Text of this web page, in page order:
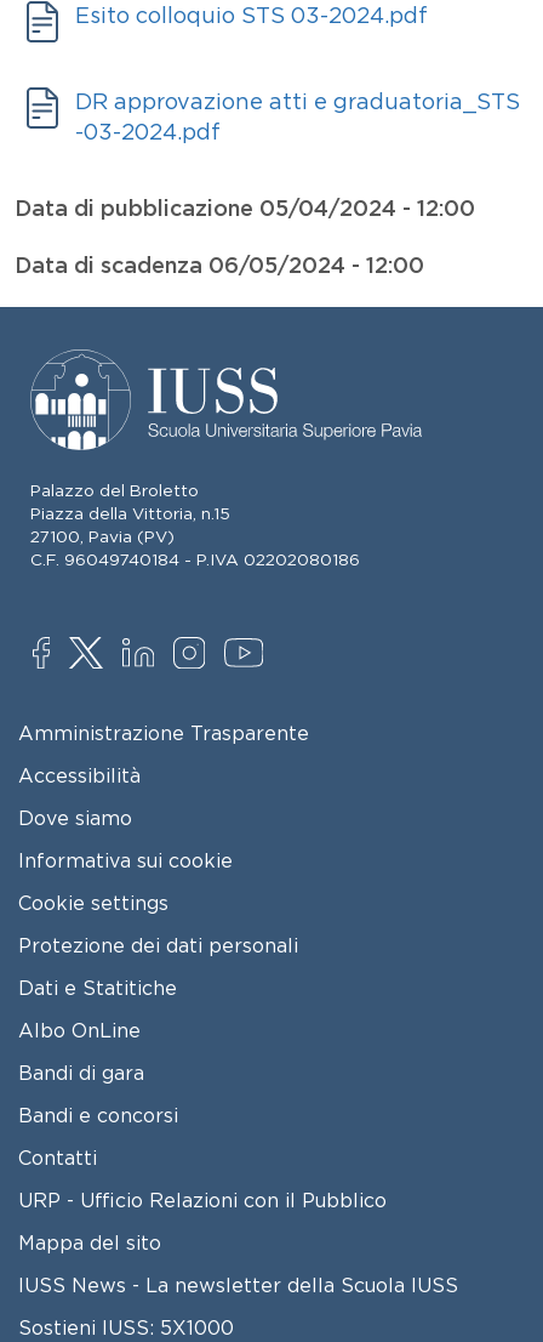
Allegati
Documento
Esito colloquio STS 03-2024.pdf
Allegati
Documento
DR approvazione atti e graduatoria_STS
-03-2024.pdf
Data di pubblicazione 05/04/2024 - 12:00
Data di scadenza 06/05/2024 - 12:00
Palazzo del Broletto
Piazza della Vittoria, n.15
27100, Pavia (PV)
C.F. 96049740184 - P.IVA 02202080186
SOCIAL
FOOTER MENU
Amministrazione Trasparente
Accessibilità
Dove siamo
Informativa sui cookie
Cookie settings
Protezione dei dati personali
Dati e Statitiche
FOOTER 2
Albo OnLine
Bandi di gara
Bandi e concorsi
Contatti
URP - Ufficio Relazioni con il Pubblico
Mappa del sito
IUSS News - La newsletter della Scuola IUSS
Sostieni IUSS: 5X1000